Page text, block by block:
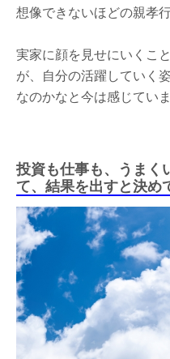
想像できないほどの親孝
実家に顔を見せにいくこ
が、自分の活躍していく
なのかなと今は感じていま
投資も仕事も、うまく
て、結果を出すと決め